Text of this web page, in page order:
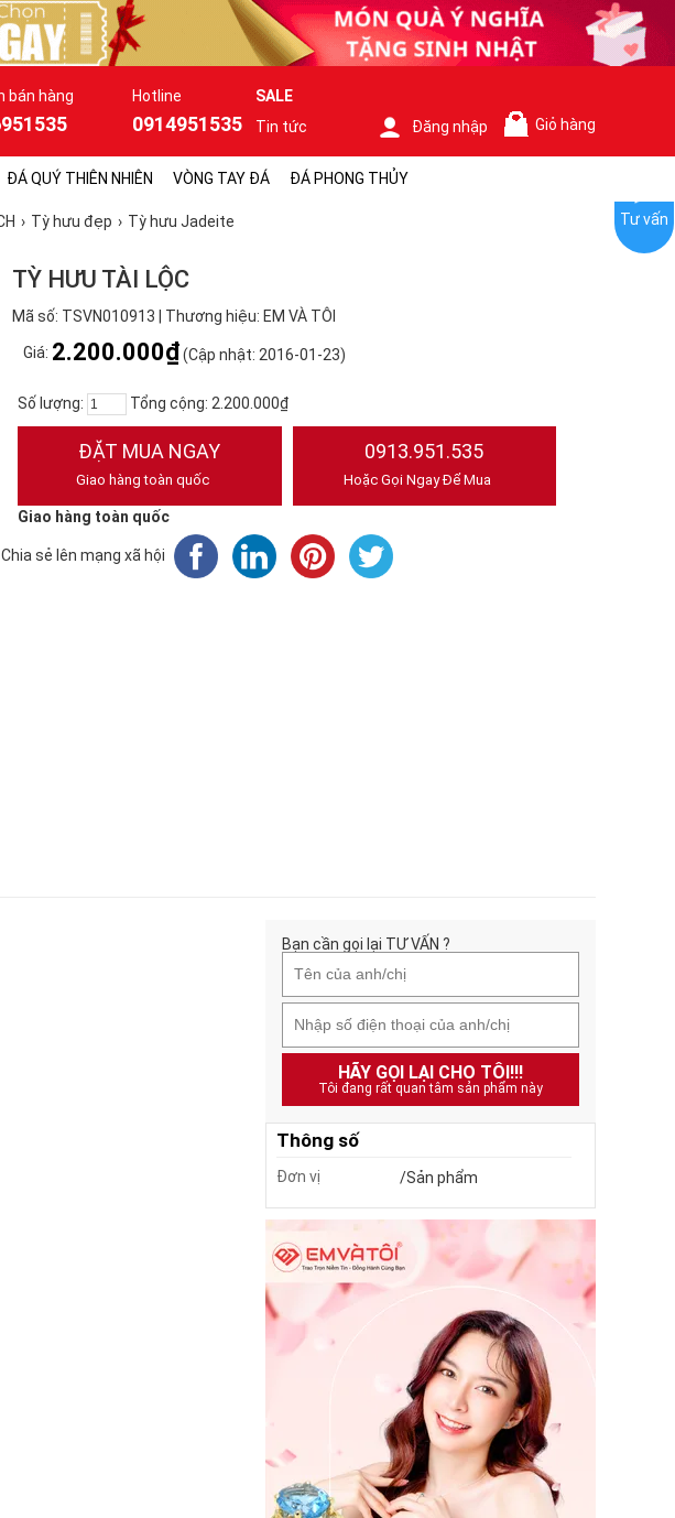
bán hàng Hotline
0914951535
SALE
Tin tức
Đăng nhập Giỏ hàng
ĐÁ QUÝ THIÊN NHIÊN VÒNG TAY ĐÁ ĐÁ PHONG THỦY
Tỳ hưu đẹp Tỳ hưu Jadeite
TỲ HƯU TÀI LỘC
Mã số: TSVN010913 | Thương hiệu: EM VÀ TÔI
Giá: 2.200.000₫(Cập nhật: 2016-01-23)
Số lượng: Tổng cộng: 2.200.000₫
ĐẶT MUA NGAY
Giao hàng toàn quốc
0913.951.535
Hoặc Gọi Ngay Để Mua
Giao hàng toàn quốc
Chia sẻ lên mạng xã hội
Bạn cần gọi lại TƯ VẤN ?
HÃY GỌI LẠI CHO TÔI!!!
Tôi đang rất quan tâm sản phẩm này
Thông số
Đơn vị /Sản phẩm
Tư vấn